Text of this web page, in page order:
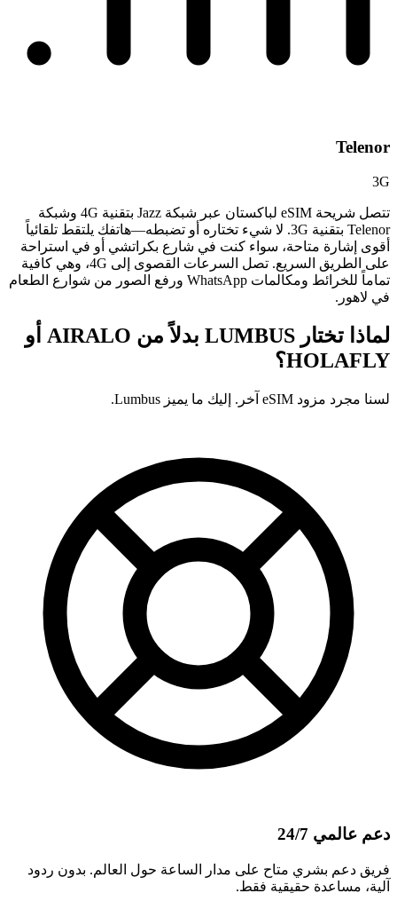
Telenor
3G
تتصل شريحة eSIM لباكستان عبر شبكة Jazz بتقنية 4G وشبكة
Telenor بتقنية 3G. لا شيء تختاره أو تضبطه—هاتفك يلتقط تلقائياً
أقوى إشارة متاحة، سواء كنت في شارع بكراتشي أو في استراحة
على الطريق السريع. تصل السرعات القصوى إلى 4G، وهي كافية
تماماً للخرائط ومكالمات WhatsApp ورفع الصور من شوارع الطعام
في لاهور.
لماذا تختار LUMBUS بدلاً من
AIRALO أو
HOLAFLY؟
لسنا مجرد مزود eSIM آخر. إليك ما يميز Lumbus.
دعم عالمي 24/7
فريق دعم بشري متاح على مدار الساعة حول العالم. بدون ردود
آلية، مساعدة حقيقية فقط.